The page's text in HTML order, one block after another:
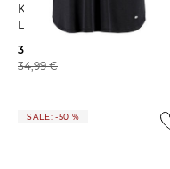
Key Largo | Damen T-Shirt
LOLA NEW
30,00 €
34,99 €
SALE: -50 %